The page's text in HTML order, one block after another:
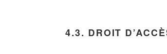
4.3. DROIT